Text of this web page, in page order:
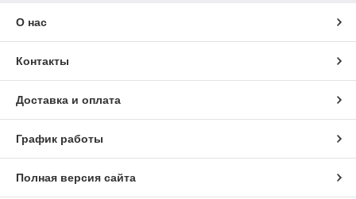
О нас
Контакты
Доставка и оплата
График работы
Полная версия сайта